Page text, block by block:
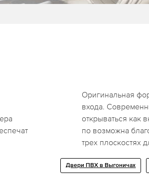
Оригинальная
входа.
открываться как
по возможна
трех плоскостях
Двери ПВХ в Выгоничах